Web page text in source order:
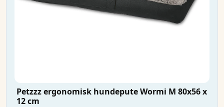
Petzzz ergonomisk hundepute Wormi M 80x56 x
12 cm